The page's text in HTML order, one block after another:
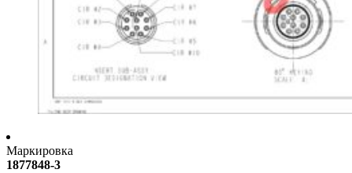
Маркировка
1877848-3